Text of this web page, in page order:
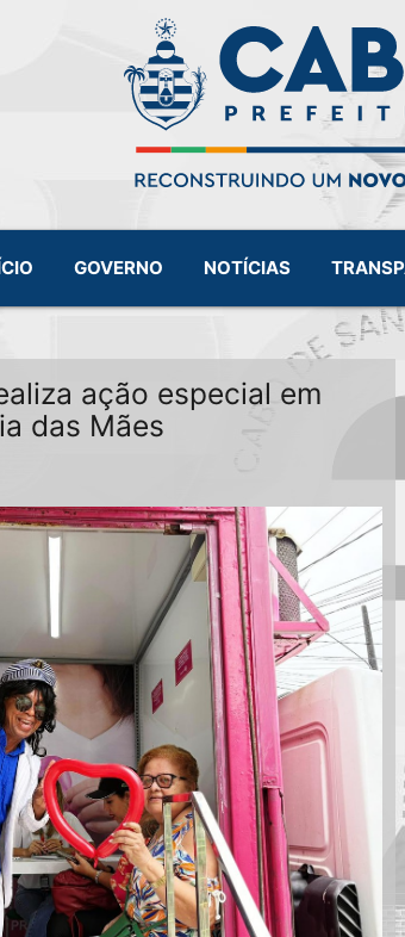
GOVERNO NOTÍCIAS
ação especial em
das Mães